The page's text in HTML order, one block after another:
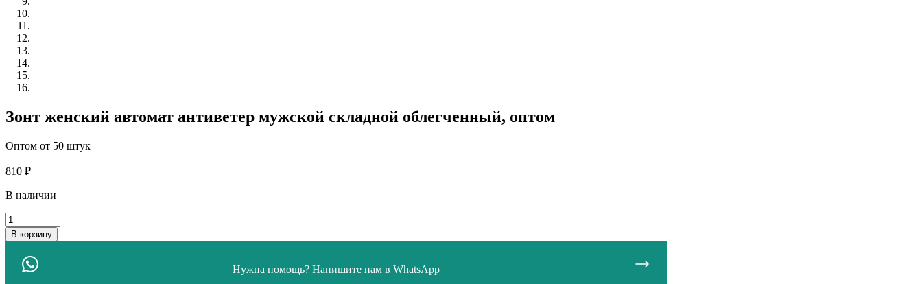
Зонт женский автомат антиветер мужской складной облегченный, оптом
Оптом от 50 штук
810 ₽
В наличии
Количество
товара
Зонт
женский
автомат
В корзину
Нужна помощь? Напишите нам в WhatsApp